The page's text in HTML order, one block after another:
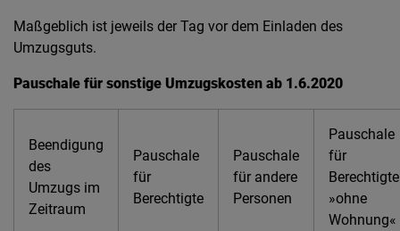
Maßgeblich ist jeweils der Tag vor dem Einladen des
Umzugsguts.
Pauschale für sonstige Umzugskosten ab 1.6.2020
Beendigung
des
Umzugs im
Zeitraum
Pauschale
für
Berechtigte
Pauschale
für andere
Personen
Pauschale
für
Berechtigte
»ohne
Wohnung«